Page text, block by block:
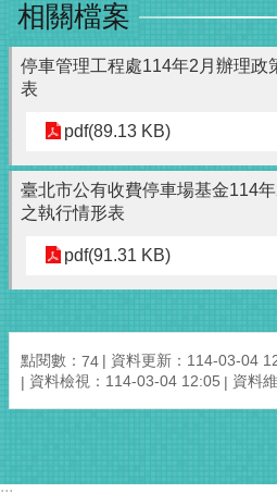
相關檔案
停車管理工程處114年2月辦理政
表
pdf(89.13 KB)
臺北市公有收費停車場基金114
之執行情形表
pdf(91.31 KB)
點閱數： 74
資料更新：114-03-04
資料檢視：114-03-04 12:05
資料